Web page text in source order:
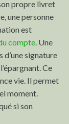
propre livret
une personne
est
compte. Une
signature
Ce
vie. Il permet
moment.
si son